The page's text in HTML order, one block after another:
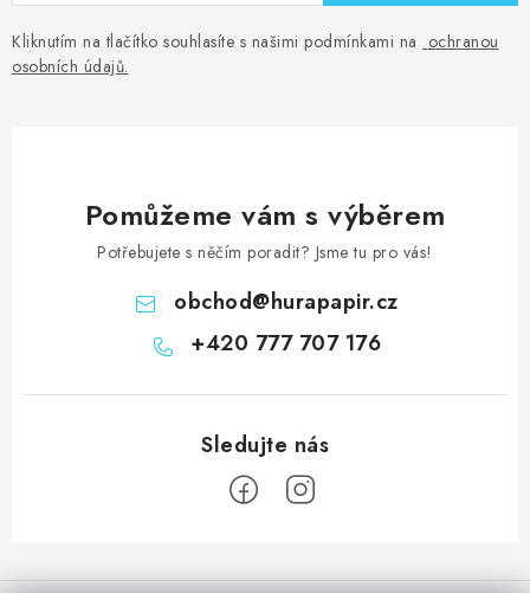
Kliknutím na tlačítko souhlasíte s našimi podmínkami na ochranou
osobních údajů.
Pomůžeme vám s výběrem
Potřebujete s něčím poradit? Jsme tu pro vás!
obchod@hurapapir.cz
+420 777 707 176